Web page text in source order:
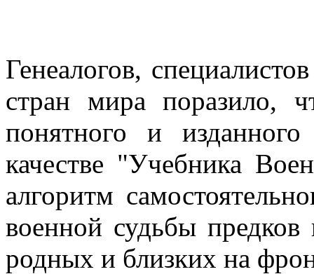
Генеалогов,
стран мира поразило,
понятного и
качестве "Учебника
алгоритм
военной судьбы
родных и близких на